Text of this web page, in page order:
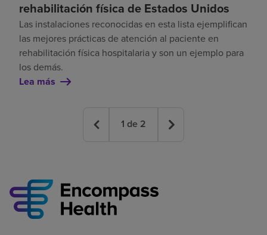
rehabilitación física de Estados Unidos
Las instalaciones reconocidas en esta lista ejemplifican
las mejores prácticas de atención al paciente en
rehabilitación física hospitalaria y son un ejemplo para
los demás.
Lea más
1 de 2